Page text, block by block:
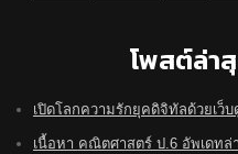
โพสต์ล่า
เปิดโลกความรักยุคดิจิทัลด้วยเว็
เนื้อหา คณิตศาสตร์ ป.6 อัพเดทล่